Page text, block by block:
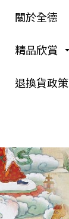
關於全德
精品欣賞
退換貨政策